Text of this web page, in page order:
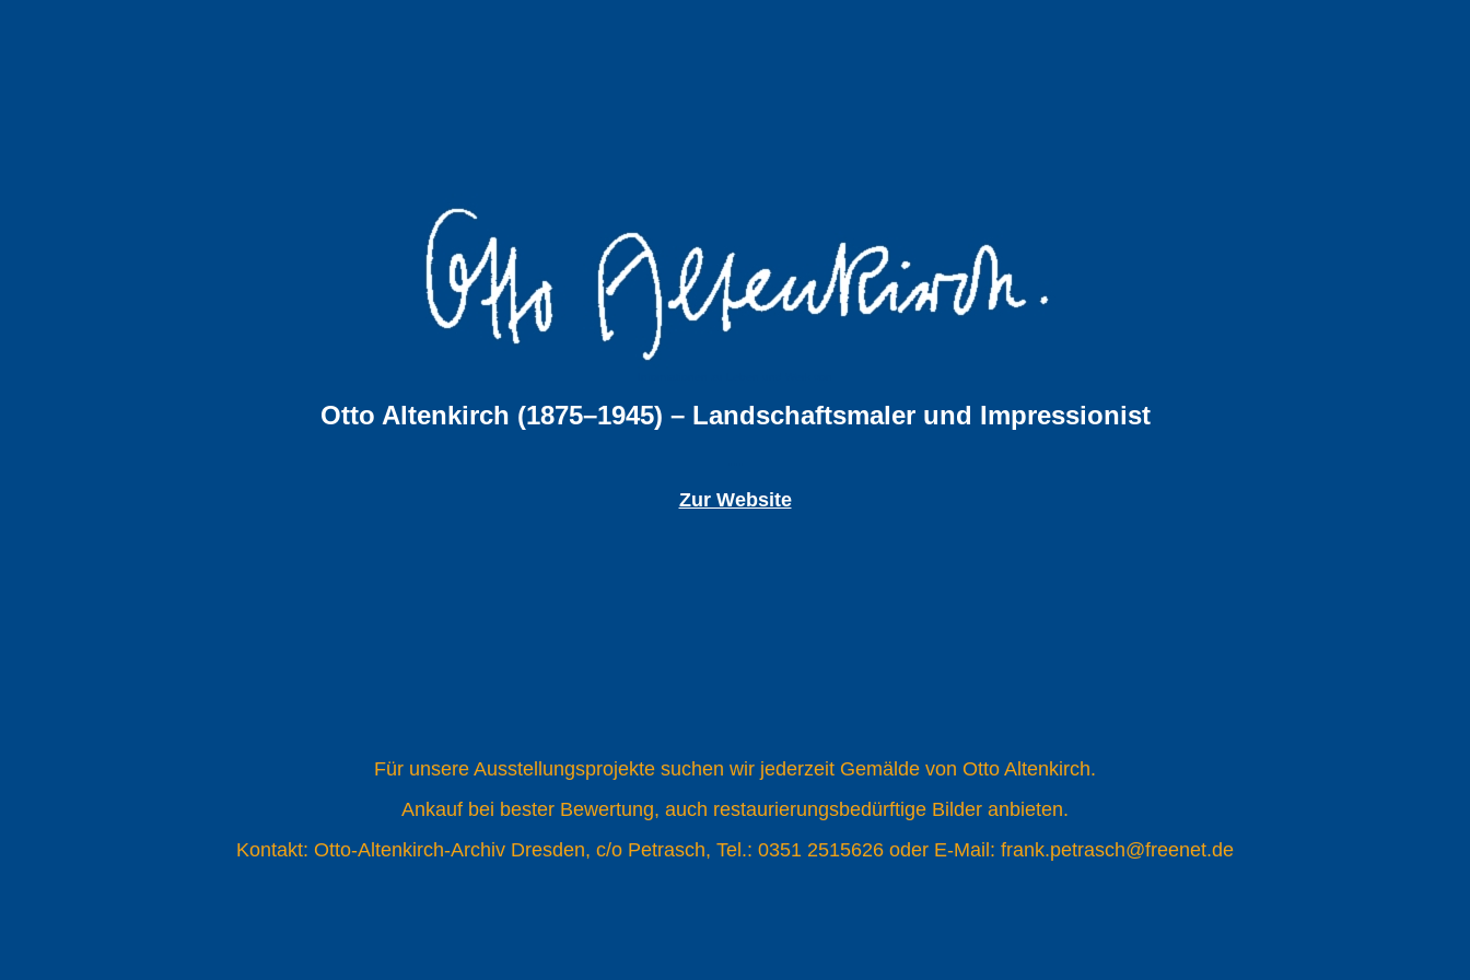
Otto Altenkirch (1875–1945) – Landschaftsmaler und Impressionist
Zur Website
Für unsere Ausstellungsprojekte suchen wir jederzeit Gemälde von Otto Altenkirch.
Ankauf bei bester Bewertung, auch restaurierungsbedürftige Bilder anbieten.
Kontakt: Otto-Altenkirch-Archiv Dresden, c/o Petrasch, Tel.: 0351 2515626 oder E-Mail: frank.petrasch@freenet.de